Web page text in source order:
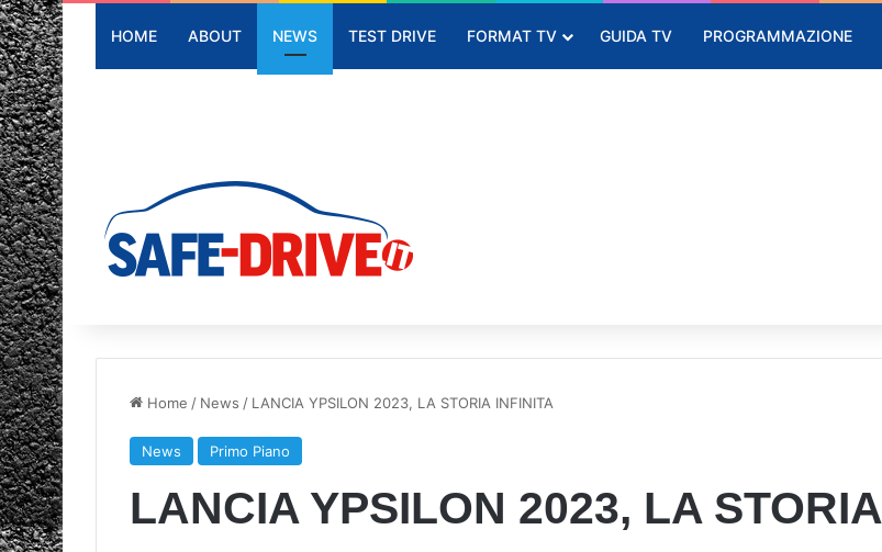
HOME ABOUT NEWS TEST DRIVE FORMAT TV GUIDA TV PROGRAMMAZIONE
Home / News / LANCIA YPSILON 2023, LA STORIA INFINITA
News Primo Piano
LANCIA YPSILON 2023, LA STORIA